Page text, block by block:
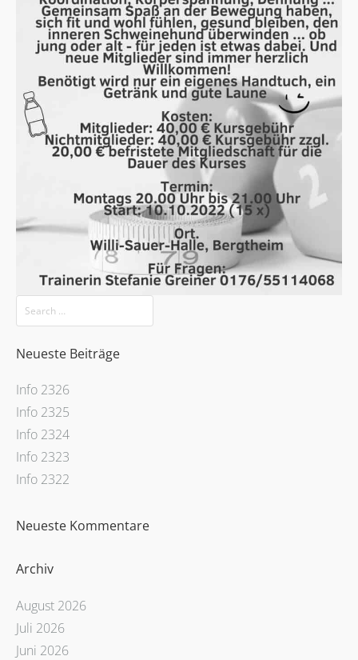
Neueste Beiträge
Info 2326
Info 2325
Info 2324
Info 2323
Info 2322
Neueste Kommentare
Archiv
August 2026
Juli 2026
Juni 2026